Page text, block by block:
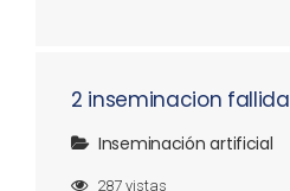
2 inseminacion fallida
Inseminación artificial
287 vistas